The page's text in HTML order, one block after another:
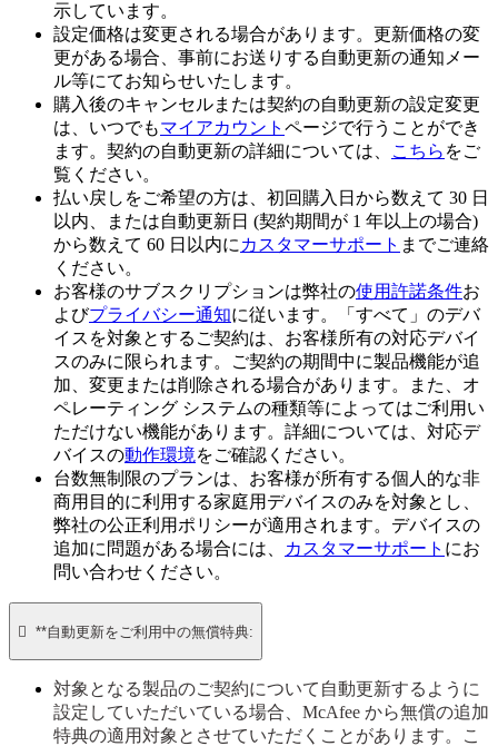
示しています。
設定価格は変更される場合があります。更新価格の変
更がある場合、事前にお送りする自動更新の通知メー
ル等にてお知らせいたします。
購入後のキャンセルまたは契約の自動更新の設定変更
は、いつでもマイアカウント ページで行うことができ
ます。契約の自動更新の詳細については、
こちら をご
覧ください。
払い戻しをご希望の方は、初回購入日から数えて 30 日
以内、または自動更新日 (契約期間が 1 年以上の場合)
から数えて 60 日以内に カスタマーサポート までご連絡
ください。
お客様のサブスクリプションは弊社の使用許諾条件お
よびプライバシー通知に従います。「すべて」のデバ
イスを対象とするご契約は、お客様所有の対応デバイ
スのみに限られます。ご契約の期間中に製品機能が追
加、変更または削除される場合があります。また、オ
ペレーティング システムの種類等によってはご利用い
ただけない機能があります。詳細については、対応デ
バイスの動作環境をご確認ください。
台数無制限のプランは、お客様が所有する個人的な非
商用目的に利用する家庭用デバイスのみを対象とし、
弊社の公正利用ポリシーが適用されます。デバイスの
追加に問題がある場合には、
カスタマーサポート にお
問い合わせください。
 **自動更新をご利用中の無償特典:
対象となる製品のご契約について自動更新するように
設定していただいている場合、McAfee から無償の追加
特典の適用対象とさせていただくことがあります。こ